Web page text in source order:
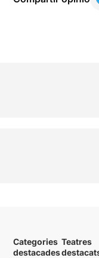
Categories
destacades
Teatres